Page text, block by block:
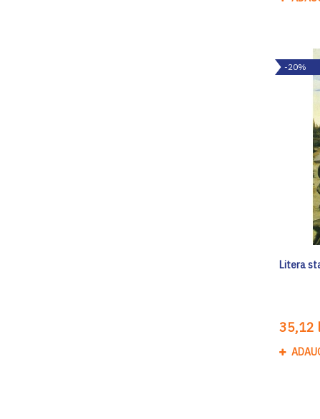
-20%
Litera
35,12